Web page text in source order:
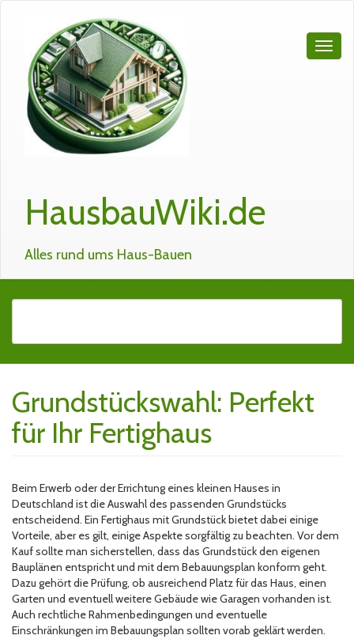
HausbauWiki.de
Alles rund ums Haus-Bauen
Grundstückswahl: Perfekt
für Ihr Fertighaus
Beim Erwerb oder der Errichtung eines kleinen Hauses in
Deutschland ist die Auswahl des passenden Grundstücks
entscheidend. Ein Fertighaus mit Grundstück bietet dabei einige
Vorteile, aber es gilt, einige Aspekte sorgfältig zu beachten. Vor dem
Kauf sollte man sicherstellen, dass das Grundstück den eigenen
Bauplänen entspricht und mit dem Bebauungsplan konform geht.
Dazu gehört die Prüfung, ob ausreichend Platz für das Haus, einen
Garten und eventuell weitere Gebäude wie Garagen vorhanden ist.
Auch rechtliche Rahmenbedingungen und eventuelle
Einschränkungen im Bebauungsplan sollten vorab geklärt werden.